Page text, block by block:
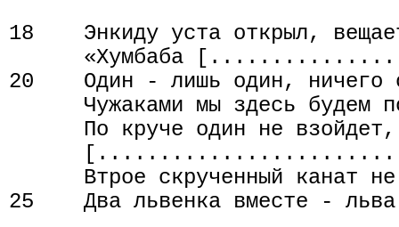
18    Энкиду уста открыл,
«Хумбаба
20    Один - лишь один, ничего
Чужаками мы здесь будем
По круче один не
Втрое скрученный канат